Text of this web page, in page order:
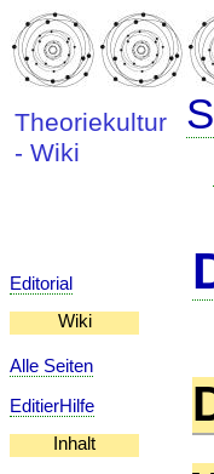
Theoriekultur
- Wiki
Editorial
Wiki
Alle Seiten
EditierHilfe
Inhalt